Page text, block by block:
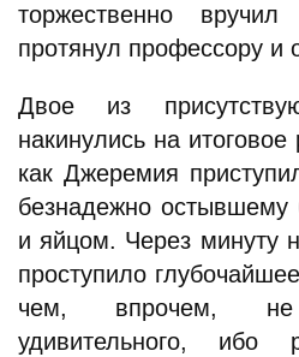
торжественно
протянул профессору и
Двое из
накинулись на
как Джеремия
безнадежно
и яйцом. Через минуту
проступило
чем, впрочем,
удивительного, ибо